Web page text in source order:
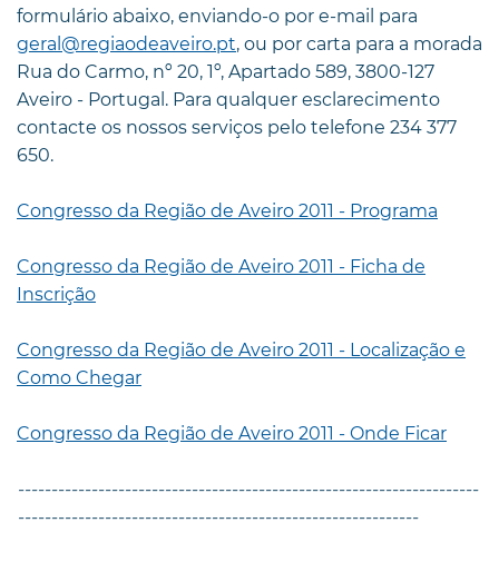
formulário abaixo, enviando-o por e-mail para
geral@regiaodeaveiro.pt, ou por carta para a morada
Rua do Carmo, nº 20, 1º, Apartado 589, 3800-127
Aveiro - Portugal. Para qualquer esclarecimento
contacte os nossos serviços pelo telefone 234 377
650.
Congresso da Região de Aveiro 2011 - Programa
Congresso da Região de Aveiro 2011 - Ficha de
Inscrição
Congresso da Região de Aveiro 2011 - Localização e
Como Chegar
Congresso da Região de Aveiro 2011 - Onde Ficar
---------------------------------------------------------------------
------------------------------------------------------------